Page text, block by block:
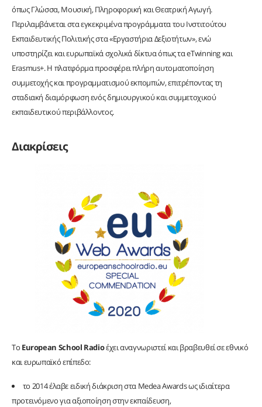
όπως Γλώσσα, Μουσική, Πληροφορική και Θεατρική Αγωγή.
Περιλαμβάνεται στα εγκεκριμένα προγράμματα του Ινστιτούτου
Εκπαιδευτικής Πολιτικής στα «Εργαστήρια Δεξιοτήτων», ενώ
υποστηρίζει και ευρωπαϊκά σχολικά δίκτυα όπως τα eTwinning και
Erasmus+. Η πλατφόρμα προσφέρει πλήρη αυτοματοποίηση
συμμετοχής και προγραμματισμού εκπομπών, επιτρέποντας τη
σταδιακή διαμόρφωση ενός δημιουργικού και συμμετοχικού
εκπαιδευτικού περιβάλλοντος.
Διακρίσεις
Το European School Radioέχει αναγνωριστεί και βραβευθεί σε εθνικό
και ευρωπαϊκό επίπεδο:
το 2014 έλαβε ειδική διάκριση στα Medea Awards ως ιδιαίτερα
προτεινόμενο για αξιοποίηση στην εκπαίδευση,